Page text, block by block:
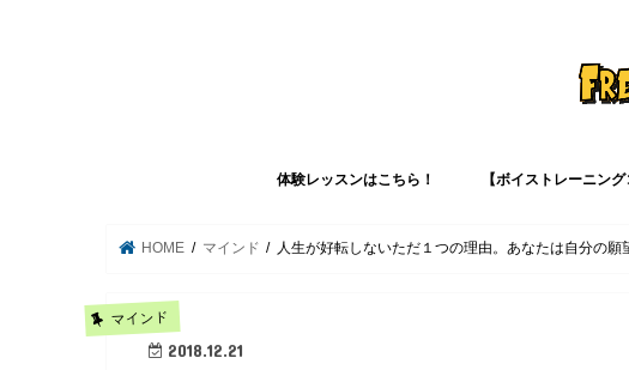
体験レッスンはこちら！ 【ボイストレーニング
HOME マインド 人生が好転しないただ１つの理由。あなたは自分の願
マインド
2018.12.21